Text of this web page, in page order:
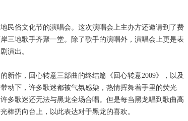
俗文化节的演唱会。这次演唱会上主办方还邀请到了费
三地歌手齐聚一堂。除了歌手的演唱外，演唱会上更是表
演出。
作，回心转意三部曲的终结篇《回心转意2009》，以及
动下，许多歌迷都被气氛感染，热情挥舞着手里的荧光
多歌迷还无法与黑龙全场合唱。但是每当黑龙唱到歌曲高
棒扔向台上，以此表达对于黑龙的喜欢。